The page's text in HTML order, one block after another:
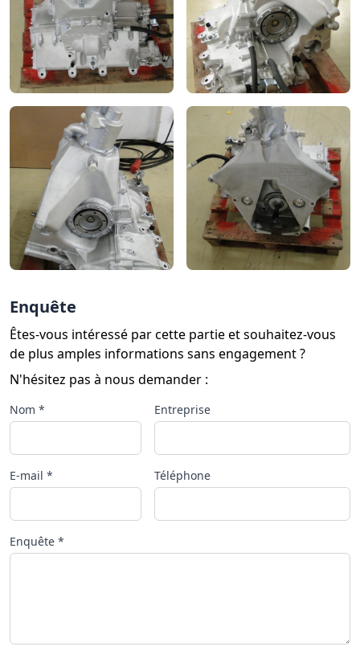
Enquête
Êtes-vous intéressé par cette partie et souhaitez-vous
de plus amples informations sans engagement ?
N'hésitez pas à nous demander :
Nom * Entreprise
E-mail * Téléphone
Enquête *